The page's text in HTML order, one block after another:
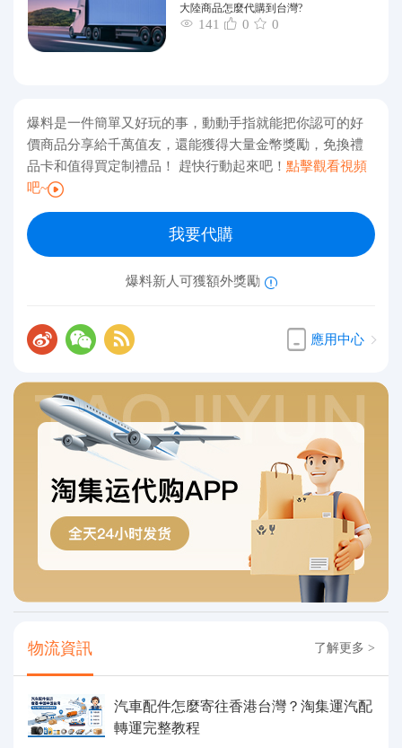
大陸商品怎麼代購到台灣?
141 0 0
爆料是一件簡單又好玩的事，動動手指就能把你認可的好
價商品分享給千萬值友，還能獲得大量金幣獎勵，免換禮
品卡和值得買定制禮品！ 趕快行動起來吧！ 點擊觀看視頻
吧~
我要代購
爆料新人可獲額外獎勵
應用中心
物流資訊 了解更多 >
汽車配件怎麼寄往香港台灣？淘集運汽配
轉運完整教程